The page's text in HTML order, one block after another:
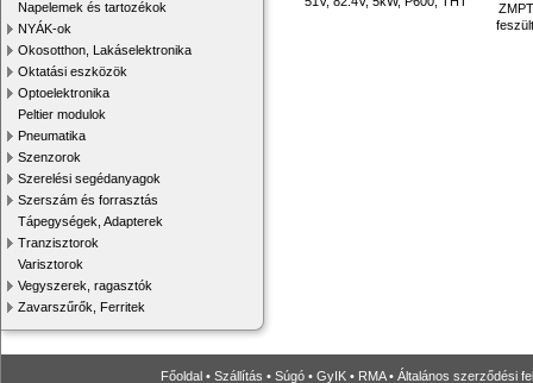
Napelemek és tartozékok
NYÁK-ok
Okosotthon, Lakáselektronika
Oktatási eszközök
Optoelektronika
Peltier modulok
Pneumatika
Szenzorok
Szerelési segédanyagok
Szerszám és forrasztás
Tápegységek, Adapterek
Tranzisztorok
Varisztorok
Vegyszerek, ragasztók
Zavarszűrők, Ferritek
Főoldal • Szállítás • Súgó • GyIK • RMA• Általános szerződési